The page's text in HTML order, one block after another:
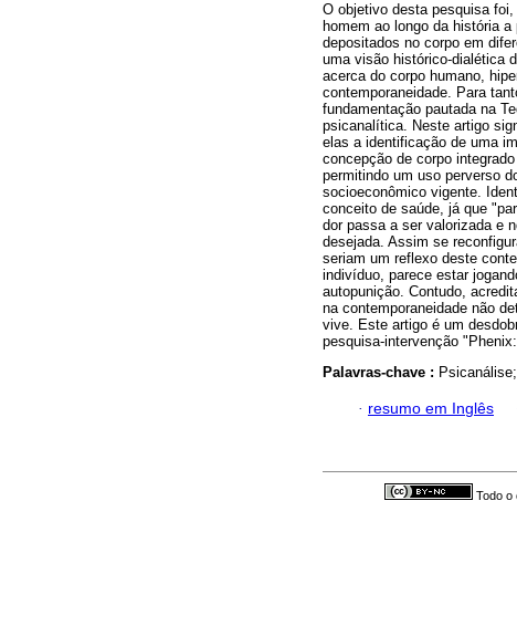
O objetivo desta pesquisa
homem ao longo da história
depositados no corpo em
uma visão histórico-dialética
acerca do corpo humano,
contemporaneidade. Para
fundamentação pautada na
psicanalítica. Neste artigo
elas a identificação de uma
concepção de corpo
permitindo um uso perverso
socioeconômico vigente.
conceito de saúde, já que
dor passa a ser valorizada e
desejada. Assim se
seriam um reflexo deste
indivíduo, parece estar
autopunição. Contudo,
na contemporaneidade não
vive. Este artigo é um
pesquisa-intervenção
Palavras-chave :
· resumo em Inglês
Todo o